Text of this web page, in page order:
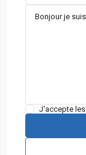
J'accepte les